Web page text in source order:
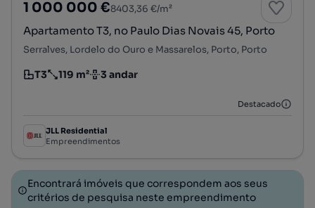
1 000 000 €8403,36 €/m²
Apartamento T3, no Paulo Dias Novais 45, Porto
Serralves, Lordelo do Ouro e Massarelos, Porto, Porto
Tipologia
T3
Preço por metro quadrado
119 m²
Andar 3 andar
Destacado
JLL Residential
Empreendimentos
Encontrará imóveis que correspondem aos seus
critérios de pesquisa neste empreendimento